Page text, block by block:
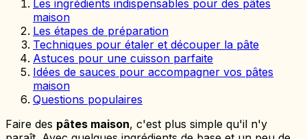
Les ingrédients indispensables pour des pâtes
maison
Les étapes de préparation
Techniques pour étaler et découper la pâte
Astuces pour une cuisson parfaite
Idées de sauces pour accompagner vos pâtes
maison
Questions populaires
Faire des pâtes maison, c'est plus simple qu'il n'y